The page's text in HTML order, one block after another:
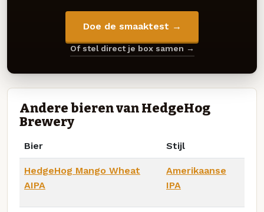
Doe de smaaktest →
Of stel direct je box samen →
Andere bieren van HedgeHog
Brewery
Bier Stijl
HedgeHog Mango Wheat
AIPA
Amerikaanse
IPA